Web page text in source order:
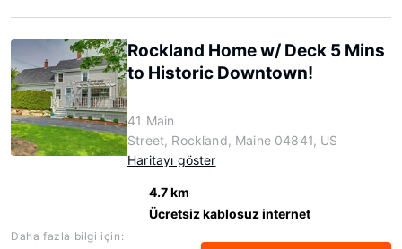
Rockland Home w/ Deck 5 Mins
to Historic Downtown!
41 Main
Street, Rockland, Maine 04841, US
Haritayı göster
4.7 km
Ücretsiz kablosuz internet
Daha fazla bilgi için: